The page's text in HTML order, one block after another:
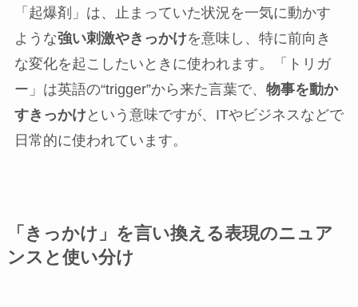
「起爆剤」は、止まっていた状況を一気に動かす
ような強い刺激やきっかけを意味し、特に前向き
な変化を起こしたいときに使われます。「トリガ
ー」は英語の“trigger”から来た言葉で、 物事を動か
すきっかけという意味ですが、ITやビジネスなどで
日常的に使われています。
「きっかけ」を言い換える表現のニュア
ンスと使い分け